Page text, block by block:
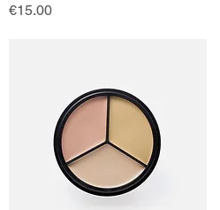
價格
€15.00